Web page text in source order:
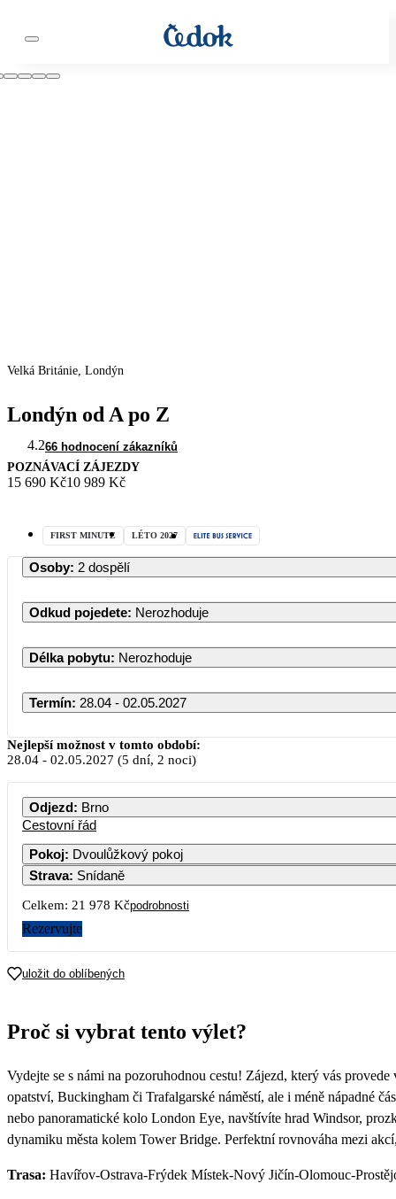
Velká Británie, Londýn
Londýn od A po Z
4.266 hodnocení zákazníků
POZNÁVACÍ ZÁJEZDY
15 690 Kč10 989 Kč
FIRST MINUTE LÉTO 2027
Osoby: 2 dospělí
Odkud pojedete: Nerozhoduje
Délka pobytu: Nerozhoduje
Termín: 28.04 - 02.05.2027
Nejlepší možnost v tomto období:
28.04 - 02.05.2027 (5 dní, 2 noci)
Odjezd: Brno
Cestovní řád
Pokoj: Dvoulůžkový pokoj
Strava: Snídaně
Celkem: 21 978 Kčpodrobnosti
Rezervujte
uložit do oblíbených
Proč si vybrat tento výlet?
Vydejte se s námi na pozoruhodnou cestu! Zájezd, který vás
opatství, Buckingham či Trafalgarské náměstí, ale i méně nápadné
nebo panoramatické kolo London Eye, navštívíte hrad Windsor,
dynamiku města kolem Tower Bridge. Perfektní rovnováha mezi
Trasa: Havířov-Ostrava-Frýdek Místek-Nový Jičín-Olomouc-